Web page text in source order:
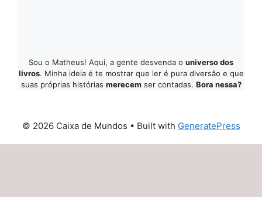
Sou o Matheus! Aqui, a gente desvenda o universo dos
livros. Minha ideia é te mostrar que ler é pura diversão e que
suas próprias histórias merecem ser contadas. Bora nessa?
© 2026 Caixa de Mundos • Built with GeneratePress